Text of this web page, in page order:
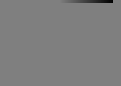
Stirile PRO TV